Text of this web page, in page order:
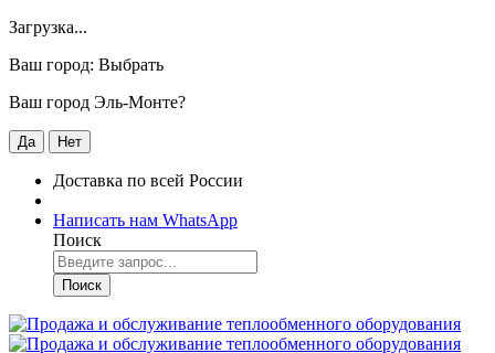
Загрузка...
Ваш город: Выбрать
Ваш город Эль-Монте?
Да Нет
Доставка по всей России
Написать нам WhatsApp
Поиск
Поиск